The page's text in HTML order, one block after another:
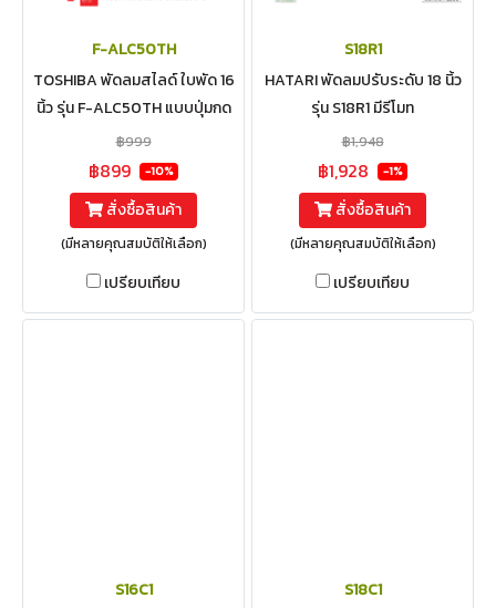
F-ALC50TH
TOSHIBA พัดลมสไลด์ ใบพัด 16
นิ้ว รุ่น F-ALC50TH แบบปุ่มกด
฿999
฿899 -10%
สั่งซื้อสินค้า
(มีหลายคุณสมบัติให้เลือก)
เปรียบเทียบ
S18R1
HATARI พัดลมปรับระดับ 18 นิ้ว
รุ่น S18R1 มีรีโมท
฿1,948
฿1,928 -1%
สั่งซื้อสินค้า
(มีหลายคุณสมบัติให้เลือก)
เปรียบเทียบ
S16C1
S18C1